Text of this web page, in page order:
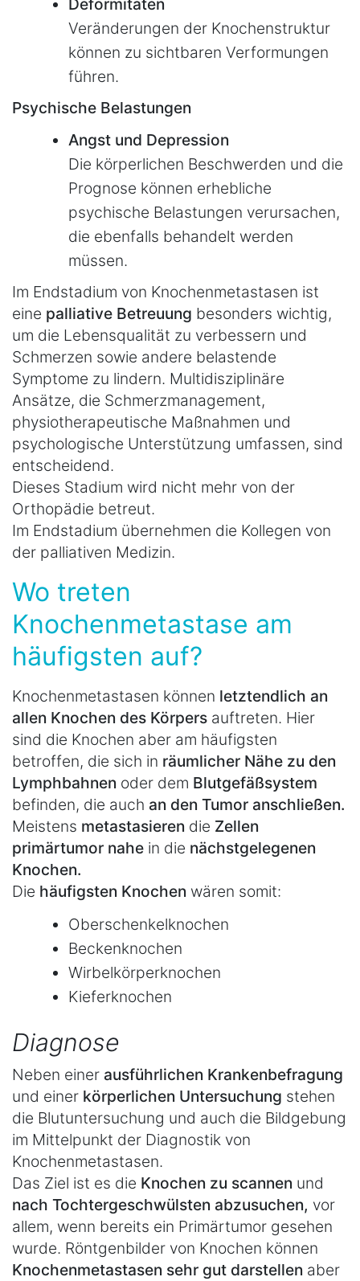
Veränderungen der Knochenstruktur
können zu sichtbaren Verformungen
führen.
Psychische Belastungen
Angst und Depression
Die körperlichen Beschwerden und die
Prognose können erhebliche
psychische Belastungen verursachen,
die ebenfalls behandelt werden
müssen.
Im Endstadium von Knochenmetastasen ist
eine palliative Betreuung besonders wichtig,
um die Lebensqualität zu verbessern und
Schmerzen sowie andere belastende
Symptome zu lindern. Multidisziplinäre
Ansätze, die Schmerzmanagement,
physiotherapeutische Maßnahmen und
psychologische Unterstützung umfassen, sind
entscheidend.
Dieses Stadium wird nicht mehr von der
Orthopädie betreut.
Im Endstadium übernehmen die Kollegen von
der palliativen Medizin.
Wo treten
Knochenmetastase am
häufigsten auf?
Knochenmetastasen können letztendlich an
allen Knochen des Körpers auftreten. Hier
sind die Knochen aber am häufigsten
betroffen, die sich in räumlicher Nähe zu den
Lymphbahnen oder dem Blutgefäßsystem
befinden, die auch an den Tumor anschließen.
Meistens metastasieren die Zellen
primärtumor nahe in die nächstgelegenen
Knochen.
Die häufigsten Knochen wären somit:
Oberschenkelknochen
Beckenknochen
Wirbelkörperknochen
Kieferknochen
Diagnose
Neben einer ausführlichen Krankenbefragung
und einer körperlichen Untersuchung stehen
die Blutuntersuchung und auch die Bildgebung
im Mittelpunkt der Diagnostik von
Knochenmetastasen.
Das Ziel ist es die Knochen zu scannen und
nach Tochtergeschwülsten abzusuchen, vor
allem, wenn bereits ein Primärtumor gesehen
wurde. Röntgenbilder von Knochen können
Knochenmetastasen sehr gut darstellen aber